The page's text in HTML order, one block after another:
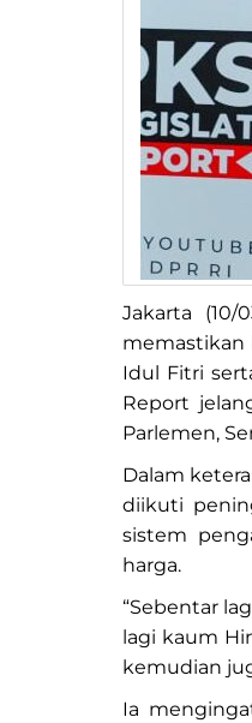
Jakarta
memastikan
Idul Fitri
Report
Parlemen,
Dalam
diikuti
sistem
harga.
“Sebentar
lagi kaum
kemudian
Ia